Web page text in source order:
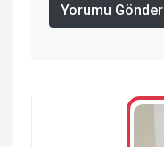
Yorumu Gönder